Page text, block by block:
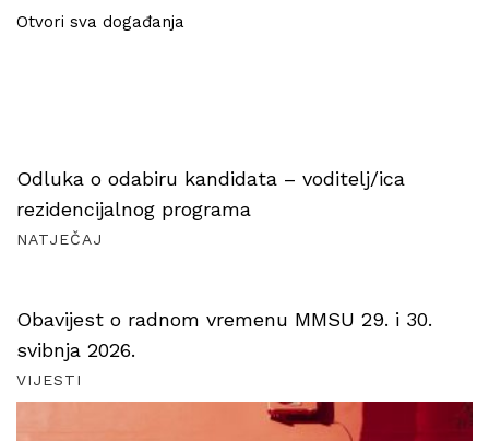
Otvori sva događanja
Odluka o odabiru kandidata – voditelj/ica
rezidencijalnog programa
NATJEČAJ
Obavijest o radnom vremenu MMSU 29. i 30.
svibnja 2026.
VIJESTI